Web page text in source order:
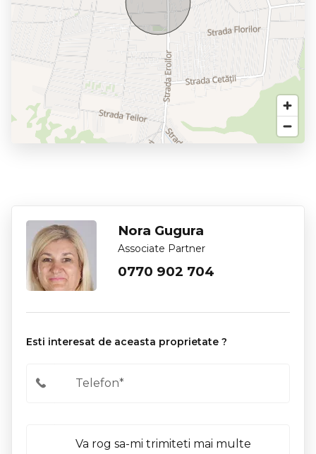
Nora Gugura
Associate Partner
0770 902 704
Esti interesat de aceasta proprietate ?